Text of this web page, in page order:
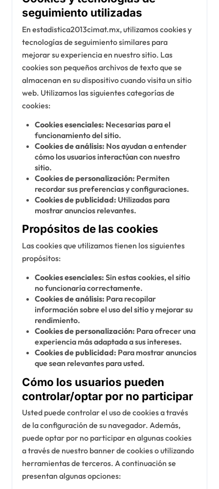
seguimiento utilizadas
En estadistica2013cimat.mx, utilizamos cookies y
tecnologías de seguimiento similares para
mejorar su experiencia en nuestro sitio. Las
cookies son pequeños archivos de texto que se
almacenan en su dispositivo cuando visita un sitio
web. Utilizamos las siguientes categorías de
cookies:
Cookies esenciales: Necesarias para el
funcionamiento del sitio.
Cookies de análisis: Nos ayudan a entender
cómo los usuarios interactúan con nuestro
sitio.
Cookies de personalización: Permiten
recordar sus preferencias y configuraciones.
Cookies de publicidad: Utilizadas para
mostrar anuncios relevantes.
Propósitos de las cookies
Las cookies que utilizamos tienen los siguientes
propósitos:
Cookies esenciales: Sin estas cookies, el sitio
no funcionaría correctamente.
Cookies de análisis: Para recopilar
información sobre el uso del sitio y mejorar su
rendimiento.
Cookies de personalización: Para ofrecer una
experiencia más adaptada a sus intereses.
Cookies de publicidad: Para mostrar anuncios
que sean relevantes para usted.
Cómo los usuarios pueden
controlar/optar por no participar
Usted puede controlar el uso de cookies a través
de la configuración de su navegador. Además,
puede optar por no participar en algunas cookies
a través de nuestro banner de cookies o utilizando
herramientas de terceros. A continuación se
presentan algunas opciones: